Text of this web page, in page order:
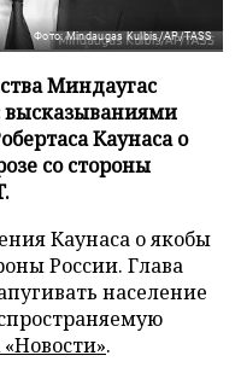
Фото: Mindaugas Kulbis/AP/TASS
Миндаугас
высказываниями
Каунаса о
со стороны
Каунаса о якобы
России. Глава
население
.